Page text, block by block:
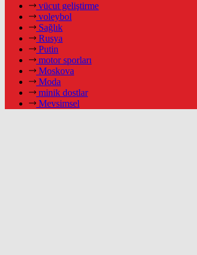
vücut geliştirme
voleybol
Sağlık
Rusya
Putin
motor sporları
Moskova
Moda
minik dostlar
Mevsimsel